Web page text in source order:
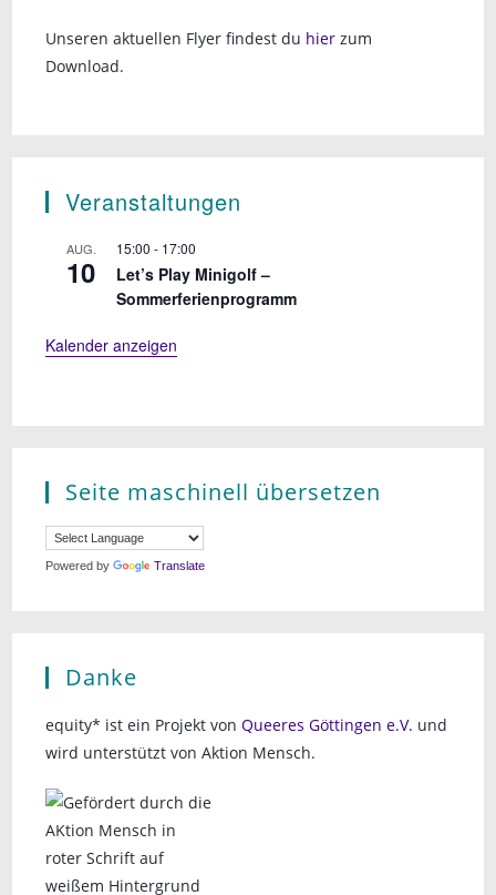
Unseren aktuellen Flyer findest du hier zum
Download.
Veranstaltungen
AUG.
10
15:00 - 17:00
Let’s Play Minigolf –
Sommerferienprogramm
Kalender anzeigen
Seite maschinell übersetzen
Powered by Translate
Danke
equity* ist ein Projekt vonQueeres Göttingen e.V. und
wird unterstützt von Aktion Mensch.